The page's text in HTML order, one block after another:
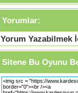
Yorumlar:
Yorum Yazabilmek
Sitene Bu Oyunu